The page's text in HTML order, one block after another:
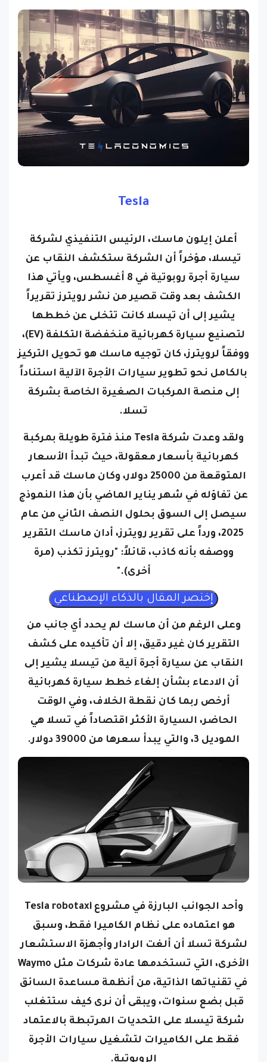
Tesla
أعلن إيلون ماسك، الرئيس التنفيذي لشركة
تيسلا، مؤخراً أن الشركة ستكشف النقاب عن
سيارة أجرة روبوتية في 8 أغسطس، ويأتي هذا
الكشف بعد وقت قصير من نشر رويترز تقريراً
يشير إلى أن تيسلا كانت تتخلى عن خططها
لتصنيع سيارة كهربائية منخفضة التكلفة (EV)،
ووفقاً لرويترز، كان توجيه ماسك هو تحويل التركيز
بالكامل نحو تطوير سيارات الأجرة الآلية استناداً
إلى منصة المركبات الصغيرة الخاصة بشركة
تسلا.
ولقد وعدت شركة Tesla منذ فترة طويلة بمركبة
كهربائية بأسعار معقولة، حيث تبدأ الأسعار
المتوقعة من 25000 دولار، وكان ماسك قد أعرب
عن تفاؤله في شهر يناير الماضي بأن هذا النموذج
سيصل إلى السوق بحلول النصف الثاني من عام
2025، ورداً على تقرير رويترز، أدان ماسك التقرير
ووصفه بأنه كاذب، قائلاً: "رويترز تكذب (مرة
أخرى)."
وعلى الرغم من أن ماسك لم يحدد أي جانب من
التقرير كان غير دقيق، إلا أن تأكيده على كشف
النقاب عن سيارة أجرة آلية من تيسلا يشير إلى
أن الادعاء بشأن إلغاء خطط سيارة كهربائية
أرخص ربما كان نقطة الخلاف، وفي الوقت
الحاضر، السيارة الأكثر اقتصاداً في تسلا هي
الموديل 3، والتي يبدأ سعرها من 39000 دولار.
وأحد الجوانب البارزة في مشروع Tesla robotaxi
هو اعتماده على نظام الكاميرا فقط، وسبق
لشركة تسلا أن ألغت الرادار وأجهزة الاستشعار
الأخرى، التي تستخدمها عادة شركات مثل Waymo
في تقنياتها الذاتية، من أنظمة مساعدة السائق
قبل بضع سنوات، ويبقى أن نرى كيف ستتغلب
شركة تيسلا على التحديات المرتبطة بالاعتماد
فقط على الكاميرات لتشغيل سيارات الأجرة
الروبوتية.